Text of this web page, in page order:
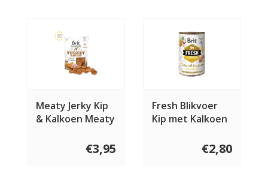
Meaty Jerky Kip
& Kalkoen Meaty
€3,95
Fresh Blikvoer
Kip met Kalkoen
Aardappel 400€2,80